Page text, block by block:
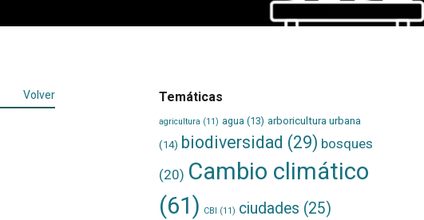
Volver Temáticas
agricultura (11) agua (13) arboricultura urbana
(14) biodiversidad (29) bosques
(20) Cambio climático
(61) CBI (11) ciudades (25)